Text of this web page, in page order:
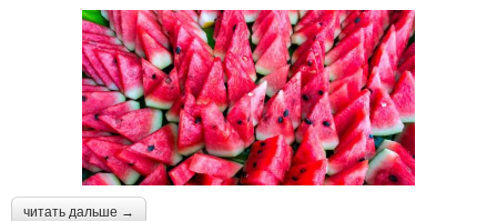
читать дальше →